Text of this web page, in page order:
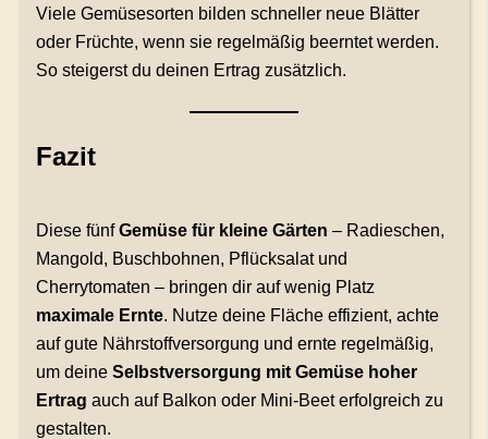
Viele Gemüsesorten bilden schneller neue Blätter
oder Früchte, wenn sie regelmäßig beerntet werden.
So steigerst du deinen Ertrag zusätzlich.
Fazit
Diese fünfGemüse für kleine Gärten – Radieschen,
Mangold, Buschbohnen, Pflücksalat und
Cherrytomaten – bringen dir auf wenig Platz
maximale Ernte. Nutze deine Fläche effizient, achte
auf gute Nährstoffversorgung und ernte regelmäßig,
um deine Selbstversorgung mit Gemüse hoher
Ertrag auch auf Balkon oder Mini-Beet erfolgreich zu
gestalten.